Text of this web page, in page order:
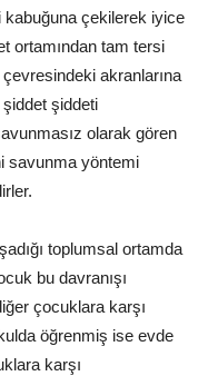
kabuğuna çekilerek iyice
ortamından tam tersi
akranlarına
şiddeti
olarak gören
savunma yöntemi
toplumsal ortamda
bu davranışı
çocuklara karşı
öğrenmiş ise evde
karşı